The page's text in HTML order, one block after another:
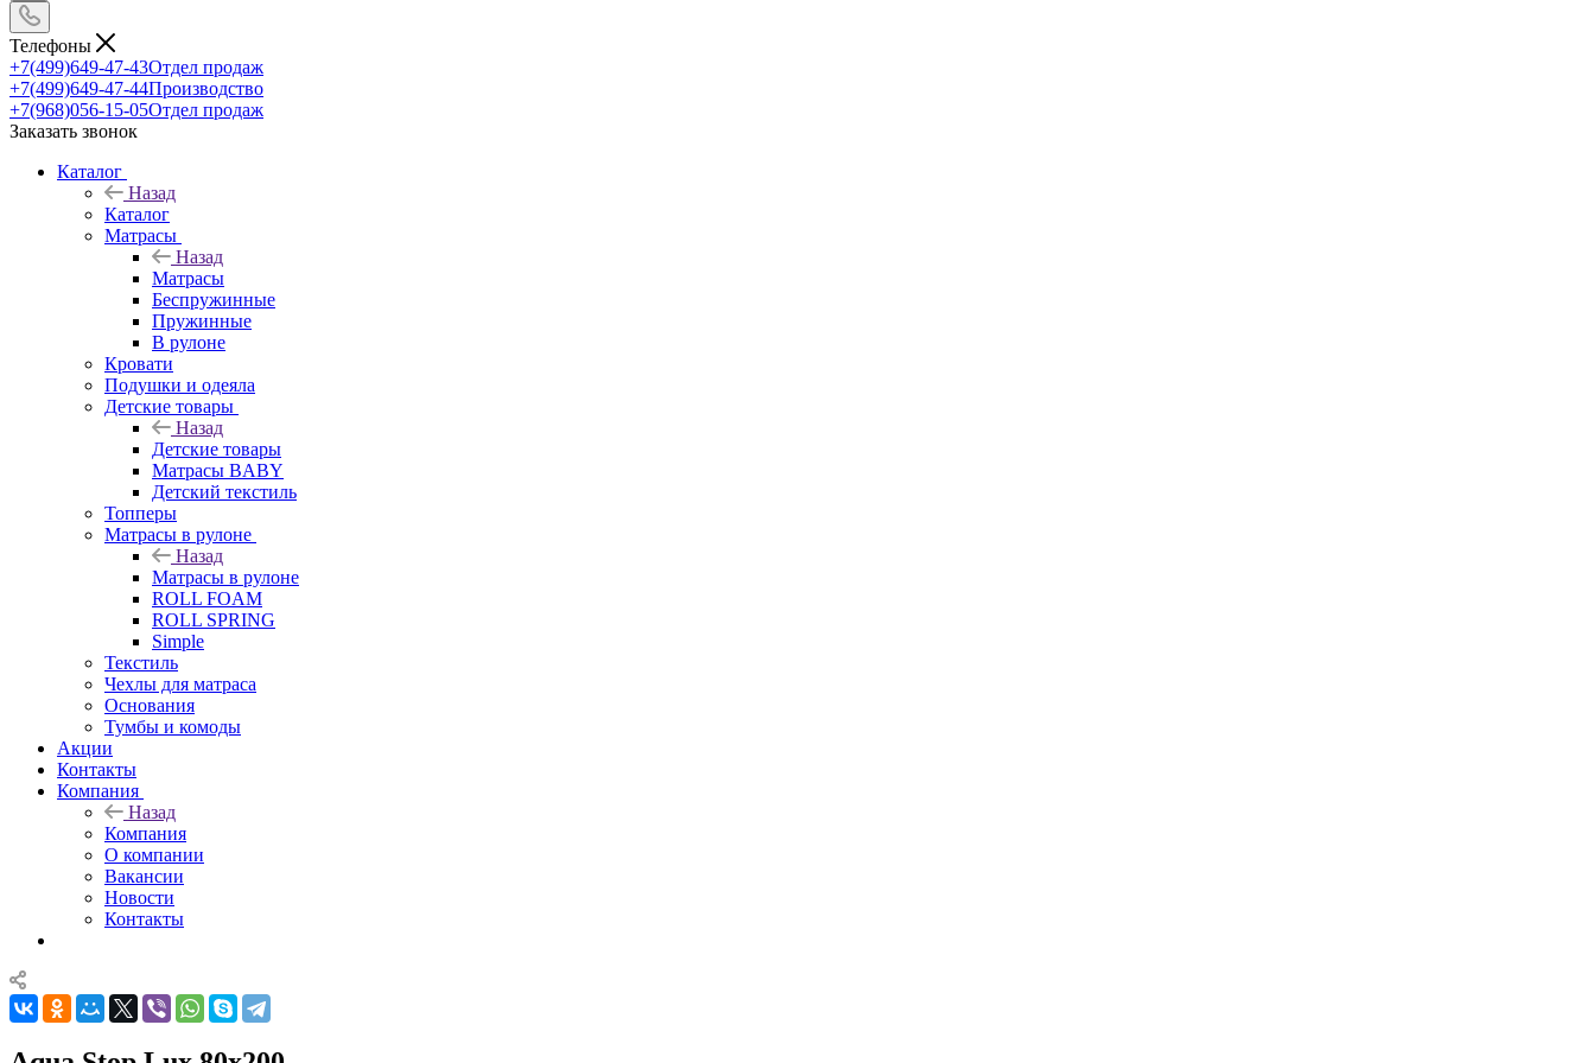
Телефоны
+7(499)649-47-43Отдел продаж
+7(499)649-47-44Производство
+7(968)056-15-05Отдел продаж
Заказать звонок
Каталог
Назад
Каталог
Матрасы
Назад
Матрасы
Беспружинные
Пружинные
В рулоне
Кровати
Подушки и одеяла
Детские товары
Назад
Детские товары
Матрасы BABY
Детский текстиль
Топперы
Матрасы в рулоне
Назад
Матрасы в рулоне
ROLL FOAM
ROLL SPRING
Simple
Текстиль
Чехлы для матраса
Основания
Тумбы и комоды
Акции
Контакты
Компания
Назад
Компания
О компании
Вакансии
Новости
Контакты